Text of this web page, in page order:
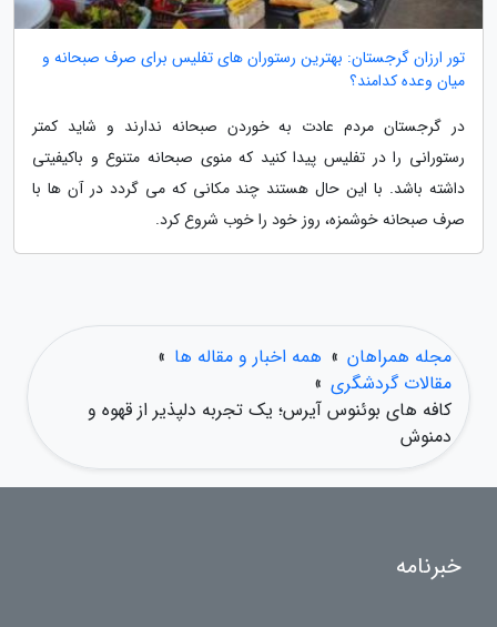
تور ارزان گرجستان: بهترین رستوران های تفلیس برای صرف صبحانه و
میان وعده کدامند؟
در گرجستان مردم عادت به خوردن صبحانه ندارند و شاید کمتر
رستورانی را در تفلیس پیدا کنید که منوی صبحانه متنوع و باکیفیتی
داشته باشد. با این حال هستند چند مکانی که می گردد در آن ها با
صرف صبحانه خوشمزه، روز خود را خوب شروع کرد.
مجله همراهان » همه اخبار و مقاله ها »
مقالات گردشگری »
کافه های بوئنوس آیرس؛ یک تجربه دلپذیر از قهوه و
دمنوش
خبرنامه